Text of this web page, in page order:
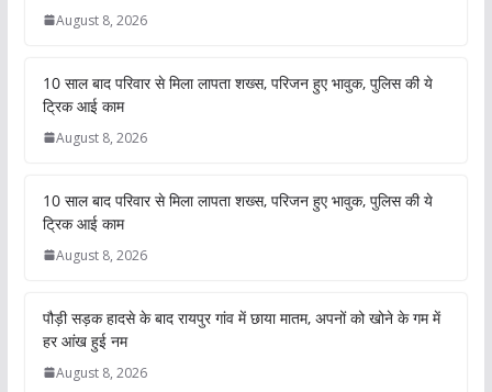
August 8, 2026
10 साल बाद परिवार से मिला लापता शख्स, परिजन हुए भावुक, पुलिस की ये
ट्रिक आई काम
August 8, 2026
10 साल बाद परिवार से मिला लापता शख्स, परिजन हुए भावुक, पुलिस की ये
ट्रिक आई काम
August 8, 2026
पौड़ी सड़क हादसे के बाद रायपुर गांव में छाया मातम, अपनों को खोने के गम में
हर आंख हुई नम
August 8, 2026